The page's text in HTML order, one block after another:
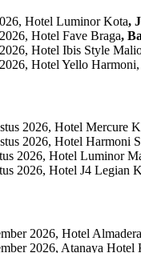
Hotel Luminor Kota,
Hotel Fave Braga,
Hotel Ibis Style
Hotel Yello Harmoni,
2026, Hotel Mercure
2026, Hotel Harmoni
2026, Hotel Luminor
2026, Hotel J4 Legian
2026, Hotel Almadera
2026, Atanaya Hotel